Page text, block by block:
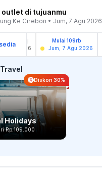
outlet di tujuanmu
Ke Cirebon • Jum, 7 Agu 2026
Kosong
6 Agu 2026
Mulai 109rb
Jum, 7 Agu 2026
Diskon 30%
Holidays
Rp.109.000